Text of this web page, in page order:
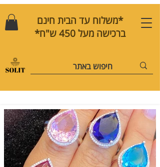
*משלוח עד הבית חינם
ברכישה מעל 450 ש"ח*